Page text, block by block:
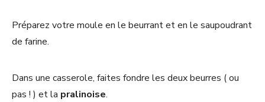
Préparez votre moule en le beurrant et en le saupoudrant
de farine.
Dans une casserole, faites fondre les deux beurres ( ou
pas ! ) et la pralinoise.